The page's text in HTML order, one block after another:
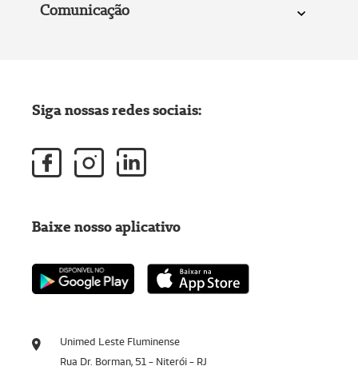
Comunicação
Unimed Leste Fluminense
Rua Dr. Borman, 51 - Niterói - RJ
Siga nossas redes sociais:
Baixe nosso aplicativo